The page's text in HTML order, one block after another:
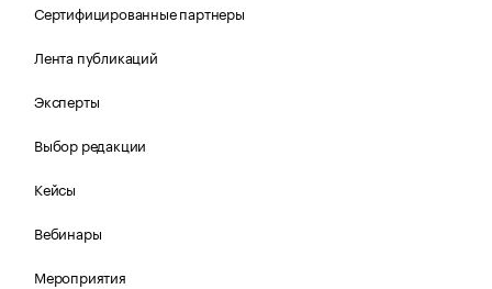
Сертифицированные партнеры
Лента публикаций
Эксперты
Выбор редакции
Кейсы
Вебинары
Мероприятия